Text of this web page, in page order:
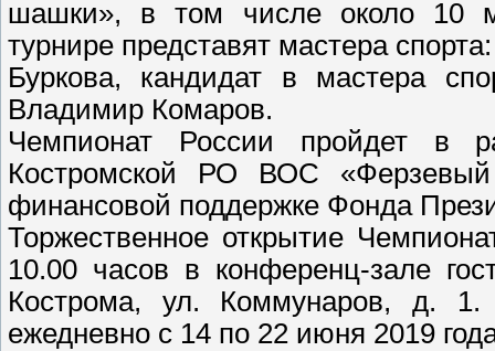
шашки», в том числе около 10
турнире представят мастера
Буркова, кандидат в мастера
Владимир Комаров.
Чемпионат России пройдет в
Костромской РО ВОС
финансовой поддержке Фонда
Торжественное открытие
10.00 часов в конференц-зале
Кострома, ул. Коммунаров, д.
ежедневно с 14 по 22 июня 2019